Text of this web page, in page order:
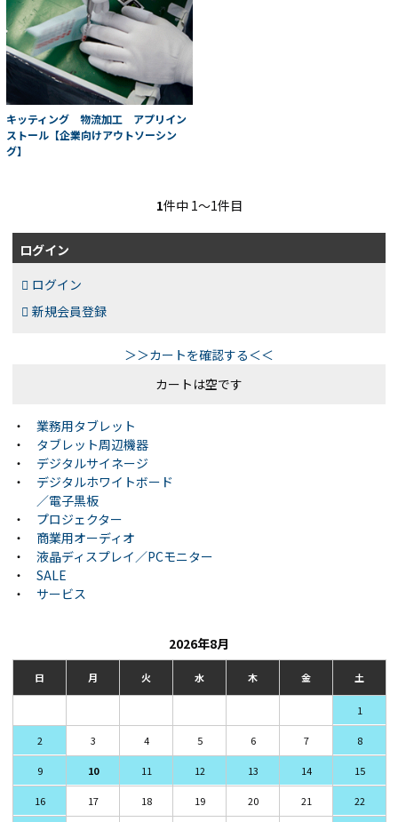
キッティング 物流加工 アプリイン
ストール【企業向けアウトソーシン
グ】
1件中 1〜1件目
ログイン
ログイン
新規会員登録
＞＞カートを確認する＜＜
カートは空です
・
業務用タブレット
・
タブレット周辺機器
・
デジタルサイネージ
・
デジタルホワイトボード
／電子黒板
・
プロジェクター
・
商業用オーディオ
・
液晶ディスプレイ／PCモニター
・
SALE
・
サービス
2026年8月
日 月 火 水 木 金 土
1
2 3 4 5 6 7 8
9 10 11 12 13 14 15
16 17 18 19 20 21 22